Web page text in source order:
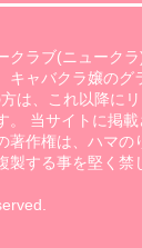
ラブ(ニュークラ)
キャバクラ嬢のグ
は、これ以降に
。 当サイトに掲載
著作権は、ハマの
製する事を堅く禁